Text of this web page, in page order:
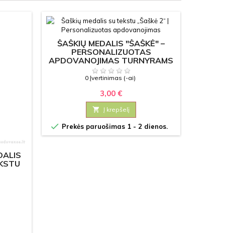
ŠAŠKIŲ MEDALIS "ŠAŠKĖ" –
PERSONALIZUOTAS
APDOVANOJIMAS TURNYRAMS
0 Įvertinimas (-ai)
3,00 €
 Į krepšelį
 Prekės paruošimas 1 - 2 dienos.